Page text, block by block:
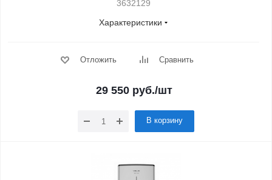
3632129
Характеристики
Отложить Сравнить
29 550руб./шт
В корзину